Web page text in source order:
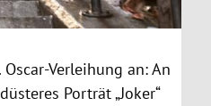
Oscar-Verleihung an: An
düsteres Porträt „Joker“